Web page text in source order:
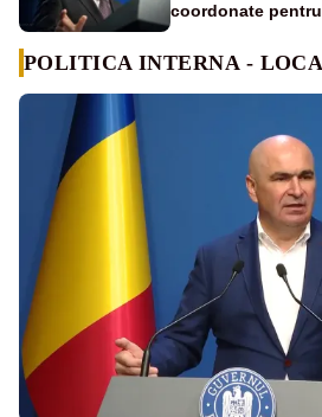
coordonate
POLITICA INTERNA -